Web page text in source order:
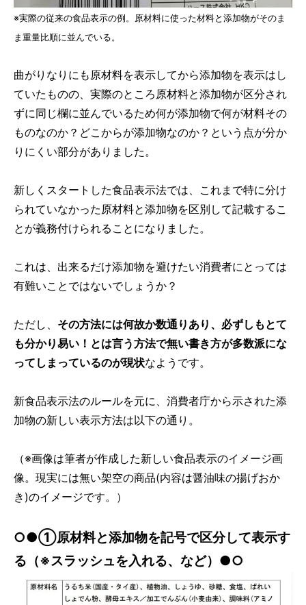
※実際の従来の食品表示の例。原材料に使った材料と添加物がそのま
ま重量比順に並んでいる。
曲がりなりにも原材料を表示してから添加物を表示はし
ていたものの、実際のところ原材料と添加物が区分され
ずに同じ欄に並んでいるため何が添加物で何が材料その
ものなのか？どこからが添加物なのか？という点が分か
りにくい部分がありました。
新しくスタートした食品表示法では、これまで特に分け
られていなかった原材料と添加物を区別して記載するこ
とが義務付けられることになりました。
これは、出来るだけ添加物を避けたい消費者にとっては
有難いことではないでしょうか？
ただし、 その方法には何故か数通りあり、必ずしもとて
も分かり易い！とは言う方法で無い書き方が多数派にな
ってしまっているのが現状なようです。
新食品表示法のルールを元に、消費者庁から示された添
加物の新しい表示方法は以下の通り。
（※画像は筆者が作成した新しい食品表示のイメージ画
像。現実には無い架空の商品(内容は醤油味の揚げおか
き)のイメージです。）
○●①原材料と添加物を記号で区分して表示す
る（※スラッシュを入れる、など）●○